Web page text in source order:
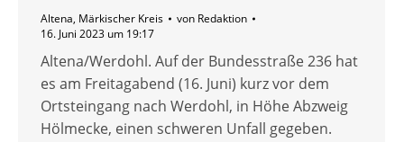
Altena, Märkischer Kreis von Redaktion
16. Juni 2023 um 19:17
Altena/Werdohl. Auf der Bundesstraße 236 hat
es am Freitagabend (16. Juni) kurz vor dem
Ortsteingang nach Werdohl, in Höhe Abzweig
Hölmecke, einen schweren Unfall gegeben.